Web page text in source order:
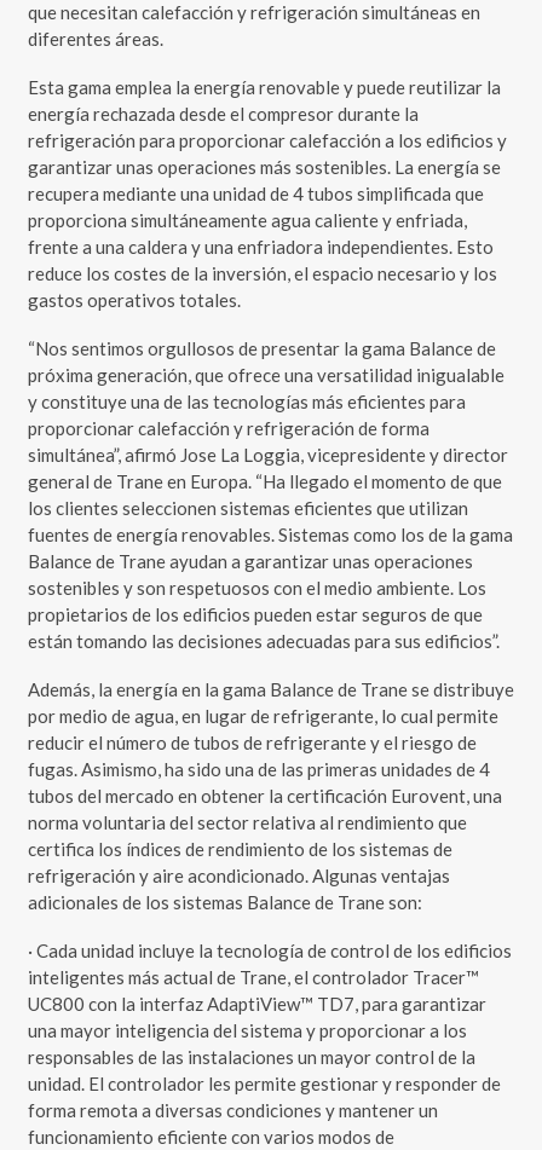
que necesitan calefacción y refrigeración simultáneas en
diferentes áreas.
Esta gama emplea la energía renovable y puede reutilizar la
energía rechazada desde el compresor durante la
refrigeración para proporcionar calefacción a los edificios y
garantizar unas operaciones más sostenibles. La energía se
recupera mediante una unidad de 4 tubos simplificada que
proporciona simultáneamente agua caliente y enfriada,
frente a una caldera y una enfriadora independientes. Esto
reduce los costes de la inversión, el espacio necesario y los
gastos operativos totales.
“Nos sentimos orgullosos de presentar la gama Balance de
próxima generación, que ofrece una versatilidad inigualable
y constituye una de las tecnologías más eficientes para
proporcionar calefacción y refrigeración de forma
simultánea”, afirmó Jose La Loggia, vicepresidente y director
general de Trane en Europa. “Ha llegado el momento de que
los clientes seleccionen sistemas eficientes que utilizan
fuentes de energía renovables. Sistemas como los de la gama
Balance de Trane ayudan a garantizar unas operaciones
sostenibles y son respetuosos con el medio ambiente. Los
propietarios de los edificios pueden estar seguros de que
están tomando las decisiones adecuadas para sus edificios”.
Además, la energía en la gama Balance de Trane se distribuye
por medio de agua, en lugar de refrigerante, lo cual permite
reducir el número de tubos de refrigerante y el riesgo de
fugas. Asimismo, ha sido una de las primeras unidades de 4
tubos del mercado en obtener la certificación Eurovent, una
norma voluntaria del sector relativa al rendimiento que
certifica los índices de rendimiento de los sistemas de
refrigeración y aire acondicionado. Algunas ventajas
adicionales de los sistemas Balance de Trane son:
· Cada unidad incluye la tecnología de control de los edificios
inteligentes más actual de Trane, el controlador Tracer™
UC800 con la interfaz AdaptiView™ TD7, para garantizar
una mayor inteligencia del sistema y proporcionar a los
responsables de las instalaciones un mayor control de la
unidad. El controlador les permite gestionar y responder de
forma remota a diversas condiciones y mantener un
funcionamiento eficiente con varios modos de